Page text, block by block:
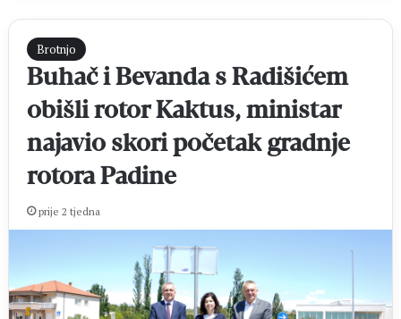
Brotnjo
Buhač i Bevanda s Radišićem
obišli rotor Kaktus, ministar
najavio skori početak gradnje
rotora Padine
prije 2 tjedna